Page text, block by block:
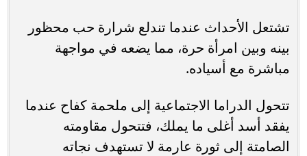
تشتعل الأحداث عندما تندلع شرارة حب محظور
بينه وبين امرأة حرة، مما يضعه في مواجهة
مباشرة مع أسياده.
تتحول الدراما الاجتماعية إلى ملحمة كفاح عندما
يفقد أسد أغلى ما يملك، فتتحول مقاومته
الصامتة إلى ثورة عارمة لا تستهدف نجاته